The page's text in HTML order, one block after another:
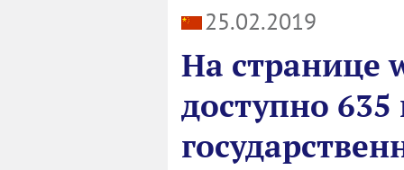
25.02.2019
На странице
доступно